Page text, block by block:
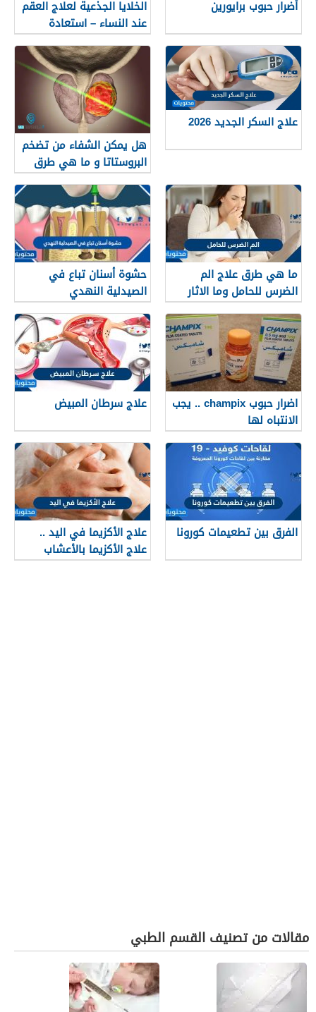
أضرار حبوب برايورين
الخلایا الجذعیة لعلاج العقم
عند النساء – استعادة
للمبیض والأمل في الحمل
علاج السكر الجديد 2026
هل يمكن الشفاء من تضخم
البروستاتا و ما هي طرق
العلاج؟
ما هي طرق علاج الم
الضرس للحامل وما الاثار
الجانبية لهذه العلاجات
حشوة أسنان تباع في
الصيدلية النهدي
اضرار حبوب champix .. يجب
الانتباه لها
علاج سرطان المبيض
الفرق بين تطعيمات كورونا
علاج الأكزيما في اليد ..
علاج الأكزيما بالأعشاب
مقالات من تصنيف القسم الطبي